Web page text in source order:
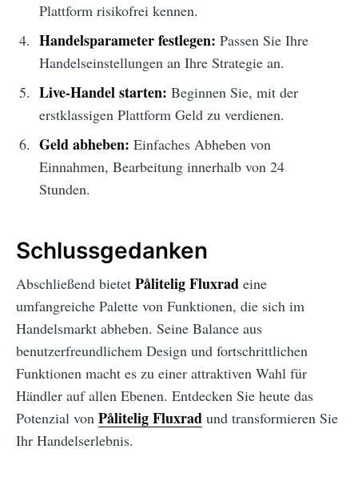
Plattform risikofrei kennen.
Handelsparameter festlegen: Passen Sie Ihre
Handelseinstellungen an Ihre Strategie an.
Live-Handel starten: Beginnen Sie, mit der
erstklassigen Plattform Geld zu verdienen.
Geld abheben: Einfaches Abheben von
Einnahmen, Bearbeitung innerhalb von 24
Stunden.
Schlussgedanken
Abschließend bietet Pålitelig Fluxrad eine
umfangreiche Palette von Funktionen, die sich im
Handelsmarkt abheben. Seine Balance aus
benutzerfreundlichem Design und fortschrittlichen
Funktionen macht es zu einer attraktiven Wahl für
Händler auf allen Ebenen. Entdecken Sie heute das
Potenzial von Pålitelig Fluxrad und transformieren Sie
Ihr Handelserlebnis.